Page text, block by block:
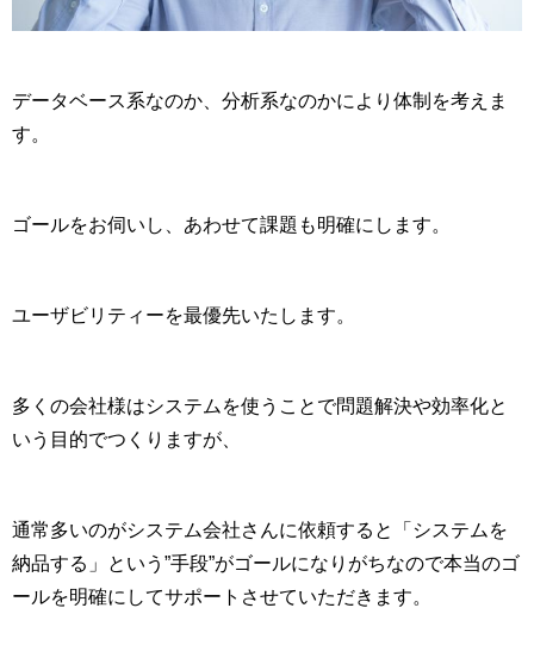
データベース系なのか、分析系なのかにより体制を考えま
す。
ゴールをお伺いし、あわせて課題も明確にします。
ユーザビリティーを最優先いたします。
多くの会社様はシステムを使うことで問題解決や効率化と
いう目的でつくりますが、
通常多いのがシステム会社さんに依頼すると「システムを
納品する」という”手段”がゴールになりがちなので本当のゴ
ールを明確にしてサポートさせていただきます。